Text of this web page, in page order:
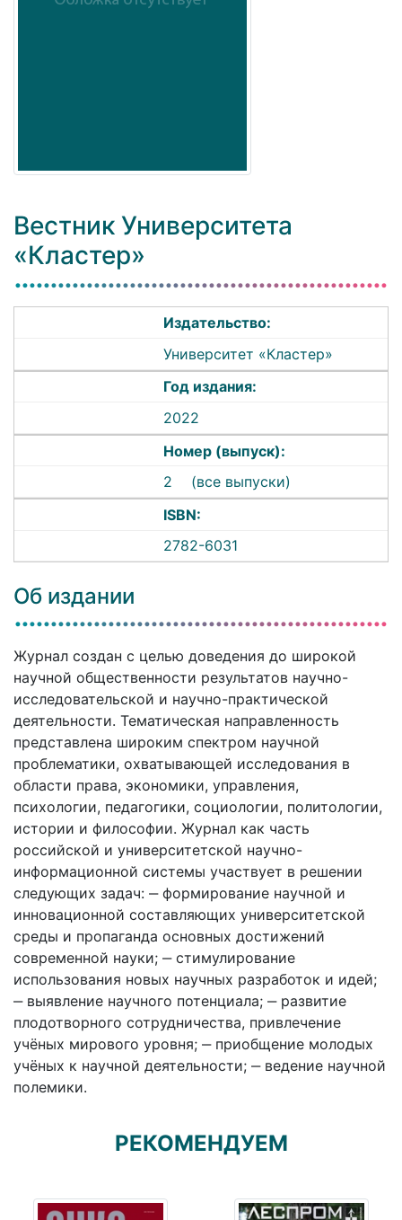
Вестник Университета
«Кластер»
Издательство:
Университет «Кластер»
Год издания:
2022
Номер (выпуск):
2
(все выпуски)
ISBN:
2782-6031
Об издании
Журнал создан с целью доведения до широкой
научной общественности результатов научно-
исследовательской и научно-практической
деятельности. Тематическая направленность
представлена широким спектром научной
проблематики, охватывающей исследования в
области права, экономики, управления,
психологии, педагогики, социологии, политологии,
истории и философии. Журнал как часть
российской и университетской научно-
информационной системы участвует в решении
следующих задач: ‒ формирование научной и
инновационной составляющих университетской
среды и пропаганда основных достижений
современной науки; ‒ стимулирование
использования новых научных разработок и идей;
‒ выявление научного потенциала; ‒ развитие
плодотворного сотрудничества, привлечение
учёных мирового уровня; ‒ приобщение молодых
учёных к научной деятельности; ‒ ведение научной
полемики.
РЕКОМЕНДУЕМ